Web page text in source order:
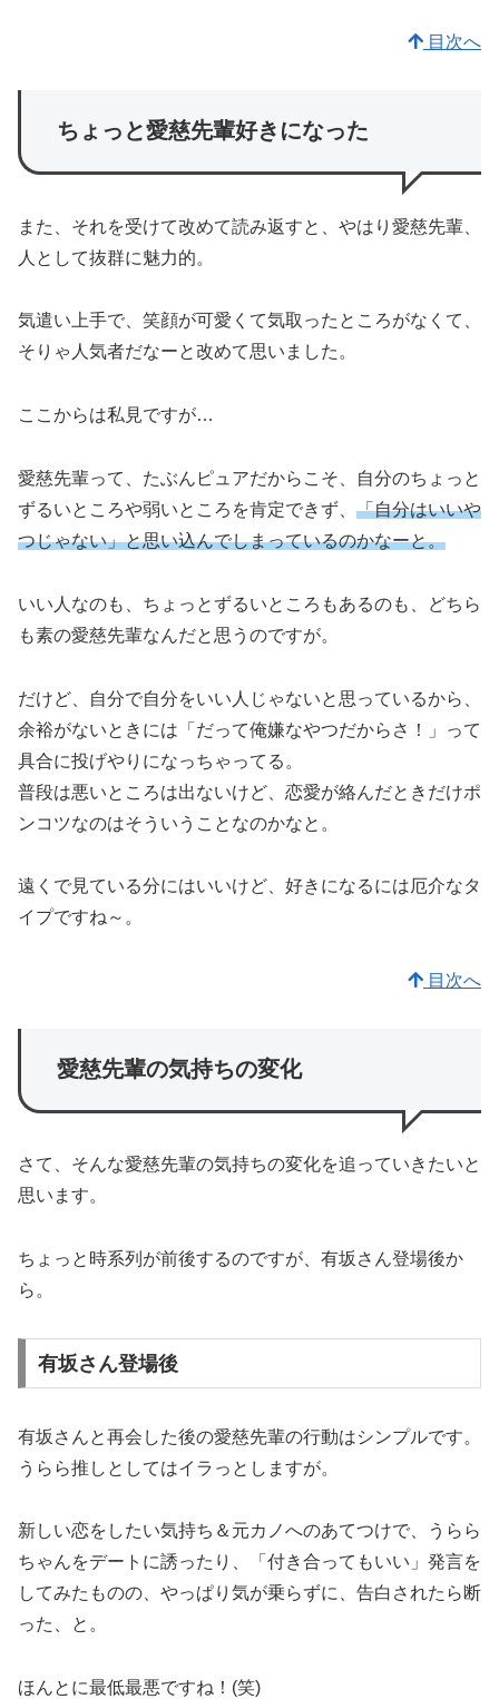
目次へ
ちょっと愛慈先輩好きになった
また、それを受けて改めて読み返すと、やはり愛慈先輩、
人として抜群に魅力的。
気遣い上手で、笑顔が可愛くて気取ったところがなくて、
そりゃ人気者だなーと改めて思いました。
ここからは私見ですが…
愛慈先輩って、たぶんピュアだからこそ、自分のちょっと
ずるいところや弱いところを肯定できず、 「自分はいいや
つじゃない」と思い込んでしまっているのかなーと。
いい人なのも、ちょっとずるいところもあるのも、どちら
も素の愛慈先輩なんだと思うのですが。
だけど、自分で自分をいい人じゃないと思っているから、
余裕がないときには「だって俺嫌なやつだからさ！」って
具合に投げやりになっちゃってる。
普段は悪いところは出ないけど、恋愛が絡んだときだけポ
ンコツなのはそういうことなのかなと。
遠くで見ている分にはいいけど、好きになるには厄介なタ
イプですね～。
目次へ
愛慈先輩の気持ちの変化
さて、そんな愛慈先輩の気持ちの変化を追っていきたいと
思います。
ちょっと時系列が前後するのですが、有坂さん登場後か
ら。
有坂さん登場後
有坂さんと再会した後の愛慈先輩の行動はシンプルです。
うらら推しとしてはイラっとしますが。
新しい恋をしたい気持ち＆元カノへのあてつけで、うらら
ちゃんをデートに誘ったり、「付き合ってもいい」発言を
してみたものの、やっぱり気が乗らずに、告白されたら断
った、と。
ほんとに最低最悪ですね！(笑)